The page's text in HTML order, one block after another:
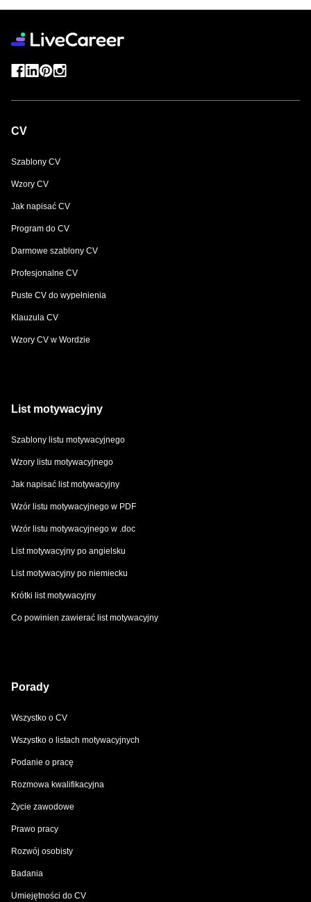
CV
Szablony CV
Wzory CV
Jak napisać CV
Program do CV
Darmowe szablony CV
Profesjonalne CV
Puste CV do wypełnienia
Klauzula CV
Wzory CV w Wordzie
List motywacyjny
Szablony listu motywacyjnego
Wzory listu motywacyjnego
Jak napisać list motywacyjny
Wzór listu motywacyjnego w PDF
Wzór listu motywacyjnego w .doc
List motywacyjny po angielsku
List motywacyjny po niemiecku
Krótki list motywacyjny
Co powinien zawierać list motywacyjny
Porady
Wszystko o CV
Wszystko o listach motywacyjnych
Podanie o pracę
Rozmowa kwalifikacyjna
Życie zawodowe
Prawo pracy
Rozwój osobisty
Badania
Umiejętności do CV